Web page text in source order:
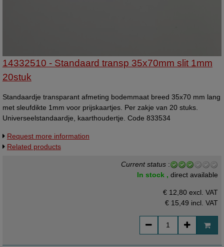
14332510 - Standaard transp 35x70mm slit 1mm
20stuk
Standaardje transparant afmeting bodemmaat breed 35x70 mm lang
met sleufdikte 1mm voor prijskaartjes. Per zakje van 20 stuks.
Universeelstandaardje, kaarthoudertje. Code 833534
Request more information
Related products
Current status :
In stock ,direct available
€ 12,80 excl. VAT
€ 15,49 incl. VAT